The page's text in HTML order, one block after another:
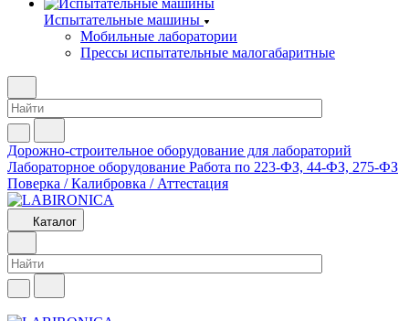
Испытательные машины
Мобильные лаборатории
Прессы испытательные малогабаритные
Дорожно-строительное оборудование для лабораторий
Лабораторное оборудование Работа по 223-ФЗ, 44-ФЗ, 275-ФЗ
Поверка / Калибровка / Аттестация
Каталог